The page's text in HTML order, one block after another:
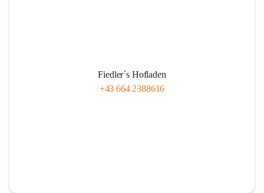
Fiedler´s Hofladen
+43 664 2388616